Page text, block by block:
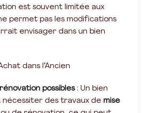
est souvent limitée aux
permet pas les modifications
envisager dans un bien
dans l’Ancien
possibles: Un bien
nécessiter des travaux de mise